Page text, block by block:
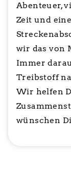
Abenteuer,
Zeit und
wir das von
Immer
Treibstoff
Wir helfen
wünschen